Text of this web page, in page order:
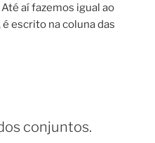
aí fazemos igual ao
é escrito na coluna das
conjuntos.